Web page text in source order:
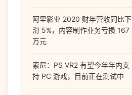
阿里影业 2020 财年营收同比下
滑 5%，内容制作业务亏损 167
万元
索尼：PS VR2 有望今年年内支
持 PC 游戏，目前正在测试中